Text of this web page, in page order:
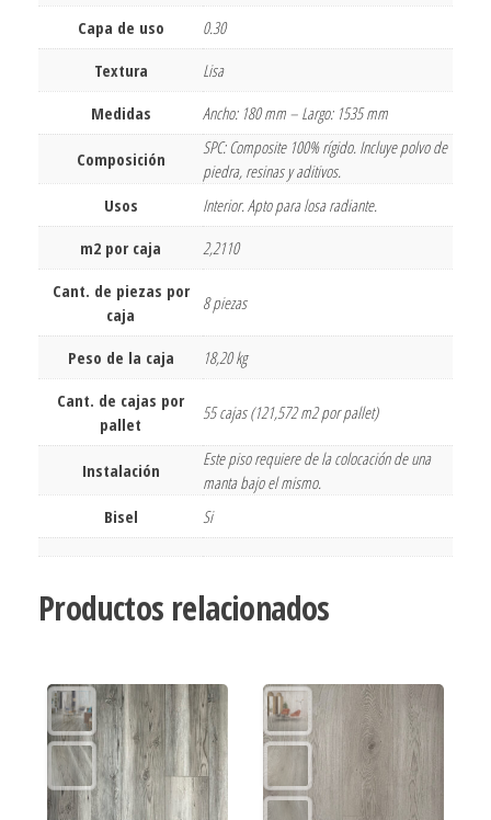
Capa de uso
0.30
Textura
Lisa
Medidas
Ancho: 180 mm – Largo: 1535 mm
Composición
SPC: Composite 100% rígido. Incluye polvo de
piedra, resinas y aditivos.
Usos
Interior. Apto para losa radiante.
m2 por caja
2,2110
Cant. de piezas por
caja
8 piezas
Peso de la caja
18,20 kg
Cant. de cajas por
pallet
55 cajas (121,572 m2 por pallet)
Instalación
Este piso requiere de la colocación de una
manta bajo el mismo.
Bisel
Si
Productos relacionados